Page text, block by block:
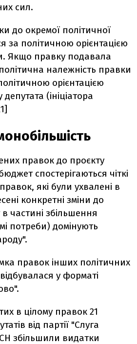
сил.
до окремої політичної
за політичною орієнтацією
Якщо правку подавала
належність правки
орієнтацією
(ініціатора
правок до проєкту
спостерігаються чіткі
які були ухвалені в
конкретні зміни до
частині збільшення
потреби) домінують
правок інших політичних
у форматі
в цілому правок 21
від партії "Слуга
збільшили видатки